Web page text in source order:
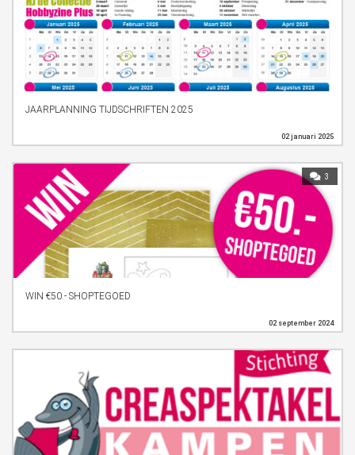
JAARPLANNING TIJDSCHRIFTEN 2025
02 januari 2025
3
WIN €50.- SHOPTEGOED
02 september 2024